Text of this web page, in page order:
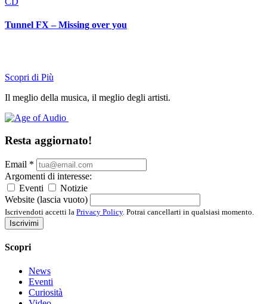
Tunnel FX – Missing over you
Scopri di Più
Il meglio della musica, il meglio degli artisti.
Resta aggiornato!
Email *
Argomenti di interesse:
Eventi
Notizie
Website (lascia vuoto)
Iscrivendoti accetti la Privacy Policy. Potrai cancellarti in qualsiasi momento.
Iscrivimi
Scopri
News
Eventi
Curiosità